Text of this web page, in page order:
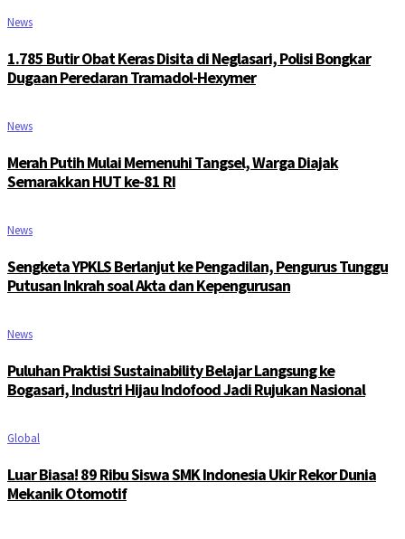
News
1.785 Butir Obat Keras Disita di Neglasari, Polisi Bongkar
Dugaan Peredaran Tramadol-Hexymer
News
Merah Putih Mulai Memenuhi Tangsel, Warga Diajak
Semarakkan HUT ke-81 RI
News
Sengketa YPKLS Berlanjut ke Pengadilan, Pengurus Tunggu
Putusan Inkrah soal Akta dan Kepengurusan
News
Puluhan Praktisi Sustainability Belajar Langsung ke
Bogasari, Industri Hijau Indofood Jadi Rujukan Nasional
Global
Luar Biasa! 89 Ribu Siswa SMK Indonesia Ukir Rekor Dunia
Mekanik Otomotif